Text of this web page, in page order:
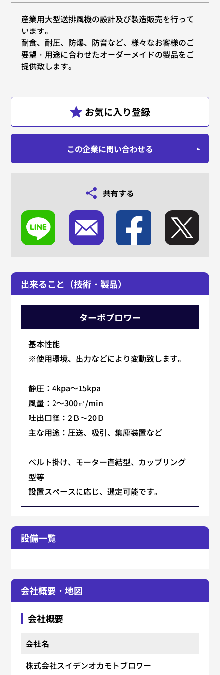
産業用大型送排風機の設計及び製造販売を行って
います。
耐食、耐圧、防爆、防音など、様々なお客様のご
要望・用途に合わせたオーダーメイドの製品をご
提供致します。
この企業に問い合わせる
共有する
出来ること（技術・製品）
ターボブロワー
基本性能
※使用環境、出力などにより変動致します。
静圧：4kpa～15kpa
風量：2～300㎥/min
吐出口径：2Ｂ～20Ｂ
主な用途：圧送、吸引、集塵装置など
ベルト掛け、モーター直結型、カップリング
型等
設置スペースに応じ、選定可能です。
設備一覧
会社概要・地図
会社概要
会社名
株式会社スイデンオカモトブロワー